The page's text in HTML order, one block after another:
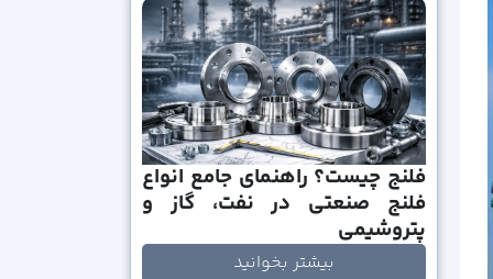
فلنج چیست؟ راهنمای جامع انواع
فلنج صنعتی در نفت، گاز و
پتروشیمی
بیشتر بخوانید